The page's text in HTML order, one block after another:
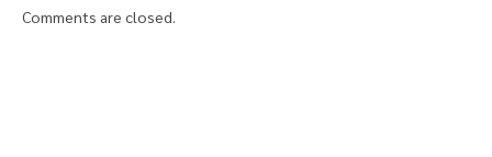
Comments are closed.